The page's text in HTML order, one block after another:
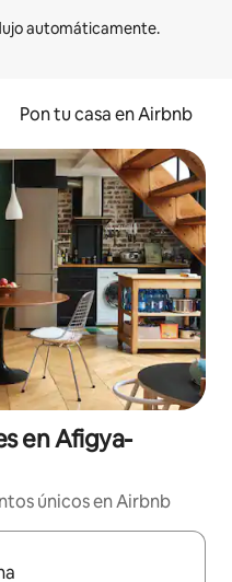
Pon tu casa en Airbnb
en Afigya-
únicos en Airbnb
navega con las